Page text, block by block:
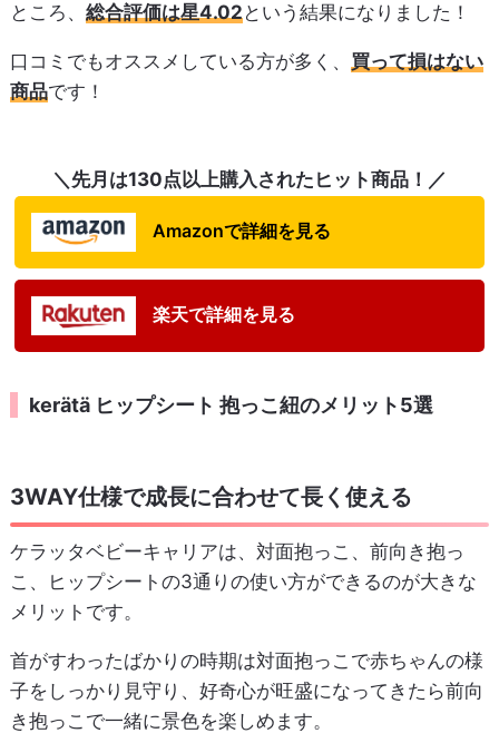
ところ、 総合評価は星4.02という結果になりました！
口コミでもオススメしている方が多く、 買って損はない
商品です！
＼先月は130点以上購入されたヒット商品！／
Amazonで詳細を見る
楽天で詳細を見る
kerätä ヒップシート 抱っこ紐のメリット5選
3WAY仕様で成長に合わせて長く使える
ケラッタベビーキャリアは、対面抱っこ、前向き抱っ
こ、ヒップシートの3通りの使い方ができるのが大きな
メリットです。
首がすわったばかりの時期は対面抱っこで赤ちゃんの様
子をしっかり見守り、好奇心が旺盛になってきたら前向
き抱っこで一緒に景色を楽しめます。